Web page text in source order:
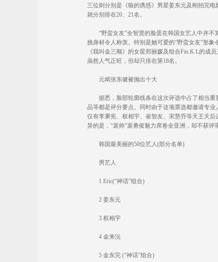
三位则分别是《狼的诱惑》男星姜东元及刚拍完
就分别排在20、21名。
“野蛮女友”全智贤的脸蛋在韩国女艺人中并不
挑身材令人称羡。特别是她可爱的“野蛮女友”形
《我叫金三顺》的女星郑丽媛及组合Fin.K.L的成
虽然人气正旺，但却只排在第18名。
元斌张东健被抛出十大
据悉，脸部轮廓线条在这次评选中占了相当重
品等都是评分要点。同时由于这项票选都邀请专
仅有李秉宪、权相宇、崔智友、宋慧乔等天王天
异的是，“裴帅”裴勇俊魅力席卷全亚洲，却不获
韩国最美丽的50位艺人(部分名单)
男艺人
1 Eric(“神话”组合)
2 姜东元
3 权相宇
4 金来沅
5 金东完 (“神话”组合)